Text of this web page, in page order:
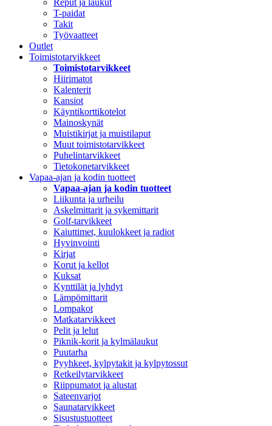
Reput ja laukut
T-paidat
Takit
Työvaatteet
Outlet
Toimistotarvikkeet
Toimistotarvikkeet
Hiirimatot
Kalenterit
Kansiot
Käyntikorttikotelot
Mainoskynät
Muistikirjat ja muistilaput
Muut toimistotarvikkeet
Puhelintarvikkeet
Tietokonetarvikkeet
Vapaa-ajan ja kodin tuotteet
Vapaa-ajan ja kodin tuotteet
Liikunta ja urheilu
Askelmittarit ja sykemittarit
Golf-tarvikkeet
Kaiuttimet, kuulokkeet ja radiot
Hyvinvointi
Kirjat
Korut ja kellot
Kuksat
Kynttilät ja lyhdyt
Lämpömittarit
Lompakot
Matkatarvikkeet
Pelit ja lelut
Piknik-korit ja kylmälaukut
Puutarha
Pyyhkeet, kylpytakit ja kylpytossut
Retkeilytarvikkeet
Riippumatot ja alustat
Sateenvarjot
Saunatarvikkeet
Sisustustuotteet